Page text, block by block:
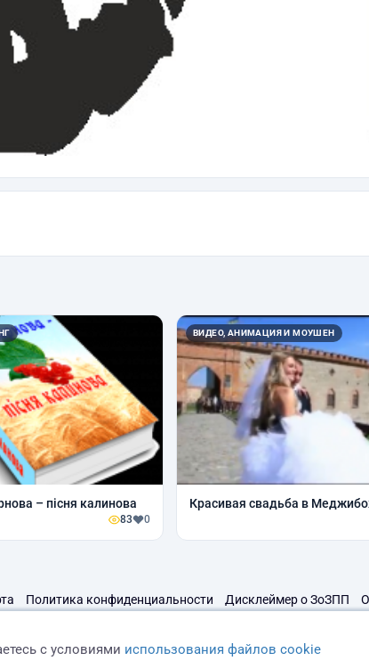
– пісня калинова
83 0
ВИДЕО, АНИМАЦИЯ И МОУШЕН
Красивая свадьба в
Политика конфиденциальности Дисклеймер о ЗоЗПП
с условиями использования файлов cookie